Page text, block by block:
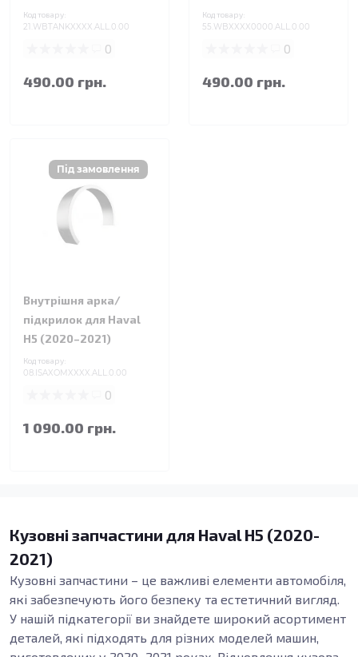
Код товару:
21.WBTANKXXXX.ALL.0.00
0
490.00 грн.
Код товару:
55.WBXXXX0000.ALL.0.00
0
490.00 грн.
Внутрішня арка/
підкрилок для Haval
H5 (2020–2021)
Код товару:
08.ISAXOMXXXX.ALL.0.00
0
1 090.00 грн.
Кузовні запчастини для Haval H5 (2020-
2021)
Кузовні запчастини – це важливі елементи автомобіля,
які забезпечують його безпеку та естетичний вигляд.
У нашій підкатегорії ви знайдете широкий асортимент
деталей, які підходять для різних моделей машин,